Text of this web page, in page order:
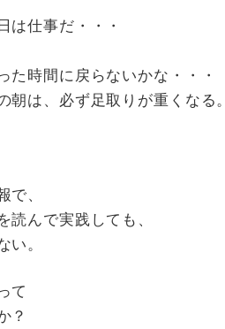
は仕事だ・・・
た時間に戻らないかな・・・
朝は、必ず足取りが重くなる。
で、
読んで実践しても、
い。
て
？